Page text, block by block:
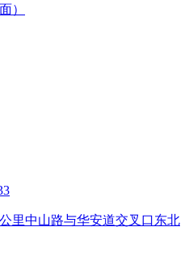
）
里中山路与华安道交叉口东北